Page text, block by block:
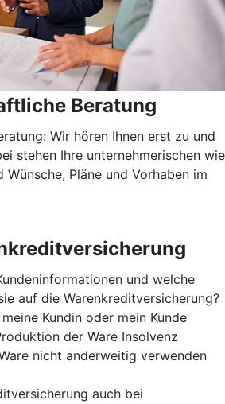
Beratung
Wir hören Ihnen erst zu und
stehen Ihre unternehmerischen wie
Wünsche, Pläne und Vorhaben im
und welche
auf die Warenkreditversicherung?
Kundin oder mein Kunde
der Ware Insolvenz
nicht anderweitig verwenden
auch bei